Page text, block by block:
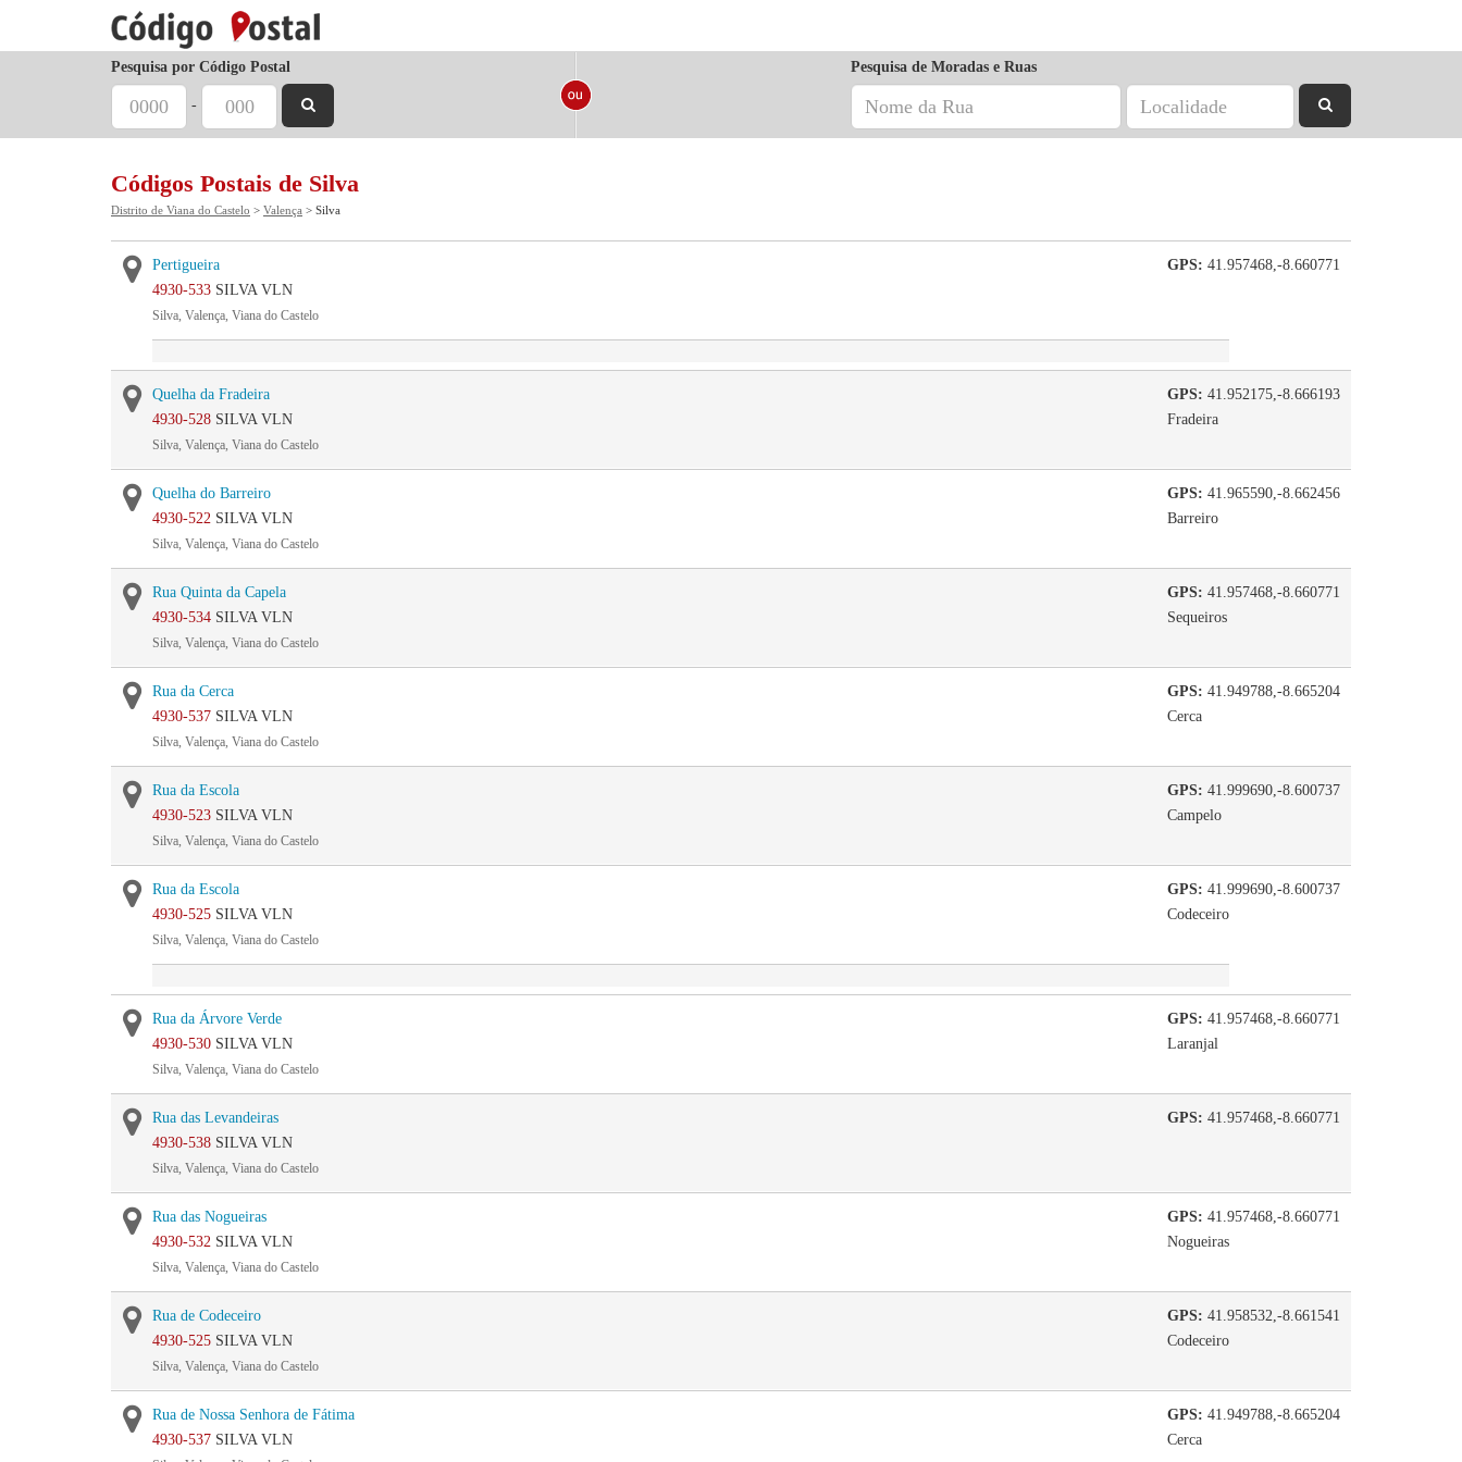
Pesquisa por Código Postal
-
Pesquisa de Moradas e Ruas
Códigos Postais de Silva
Distrito de Viana do Castelo > Valença > Silva
GPS: 41.957468,-8.660771
Pertigueira
4930-533 SILVA VLN
Silva, Valença, Viana do Castelo
GPS: 41.952175,-8.666193
Fradeira
Quelha da Fradeira
4930-528 SILVA VLN
Silva, Valença, Viana do Castelo
GPS: 41.965590,-8.662456
Barreiro
Quelha do Barreiro
4930-522 SILVA VLN
Silva, Valença, Viana do Castelo
GPS: 41.957468,-8.660771
Sequeiros
Rua Quinta da Capela
4930-534 SILVA VLN
Silva, Valença, Viana do Castelo
GPS: 41.949788,-8.665204
Cerca
Rua da Cerca
4930-537 SILVA VLN
Silva, Valença, Viana do Castelo
GPS: 41.999690,-8.600737
Campelo
Rua da Escola
4930-523 SILVA VLN
Silva, Valença, Viana do Castelo
GPS: 41.999690,-8.600737
Codeceiro
Rua da Escola
4930-525 SILVA VLN
Silva, Valença, Viana do Castelo
GPS: 41.957468,-8.660771
Laranjal
Rua da Árvore Verde
4930-530 SILVA VLN
Silva, Valença, Viana do Castelo
GPS: 41.957468,-8.660771
Rua das Levandeiras
4930-538 SILVA VLN
Silva, Valença, Viana do Castelo
GPS: 41.957468,-8.660771
Nogueiras
Rua das Nogueiras
4930-532 SILVA VLN
Silva, Valença, Viana do Castelo
GPS: 41.958532,-8.661541
Codeceiro
Rua de Codeceiro
4930-525 SILVA VLN
Silva, Valença, Viana do Castelo
GPS: 41.949788,-8.665204
Cerca
Rua de Nossa Senhora de Fátima
4930-537 SILVA VLN